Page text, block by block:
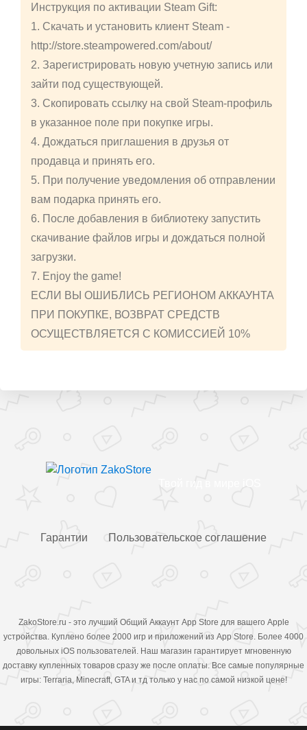
Инструкция по активации Steam Gift:
1. Скачать и установить клиент Steam -
http://store.steampowered.com/about/
2. Зарегистрировать новую учетную запись или
зайти под существующей.
3. Скопировать ссылку на свой Steam-профиль
в указанное поле при покупке игры.
4. Дождаться приглашения в друзья от
продавца и принять его.
5. При получение уведомления об отправлении
вам подарка принять его.
6. После добавления в библиотеку запустить
скачивание файлов игры и дождаться полной
загрузки.
7. Enjoy the game!
ЕСЛИ ВЫ ОШИБЛИСЬ РЕГИОНОМ АККАУНТА
ПРИ ПОКУПКЕ, ВОЗВРАТ СРЕДСТВ
ОСУЩЕСТВЛЯЕТСЯ С КОМИССИЕЙ 10%
Твой гид в мире iOS
Гарантии Пользовательское соглашение
ZakoStore.ru - это лучший Общий Аккаунт App Store для вашего Apple
устройства. Куплено более 2000 игр и приложений из App Store. Более 4000
довольных iOS пользователей. Наш магазин гарантирует мгновенную
доставку купленных товаров сразу же после оплаты. Все самые популярные
игры: Terraria, Minecraft, GTA и тд только у нас по самой низкой цене!